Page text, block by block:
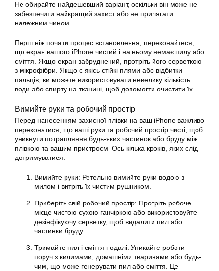
Не обирайте найдешевший варіант, оскільки він може не
забезпечити найкращий захист або не прилягати
належним чином.
Перш ніж почати процес встановлення, переконайтеся,
що екран вашого iPhone чистий і на ньому немає пилу або
сміття. Якщо екран забруднений, протріть його серветкою
з мікрофібри. Якщо є якісь стійкі плями або відбитки
пальців, ви можете використовувати невелику кількість
води або спирту на тканині, щоб допомогти очистити їх.
Вимийте руки та робочий простір
Перед нанесенням захисної плівки на ваш iPhone важливо
переконатися, що ваші руки та робочий простір чисті, щоб
уникнути потрапляння будь-яких частинок або бруду між
плівкою та вашим пристроєм. Ось кілька кроків, яких слід
дотримуватися:
Вимийте руки: Ретельно вимийте руки водою з
милом і витріть їх чистим рушником.
Приберіть свій робочий простір: Протріть робоче
місце чистою сухою ганчіркою або використовуйте
дезінфікуючу серветку, щоб видалити пил або
частинки бруду.
Тримайте пил і сміття подалі: Уникайте роботи
поруч з килимами, домашніми тваринами або будь-
чим, що може генерувати пил або сміття. Це